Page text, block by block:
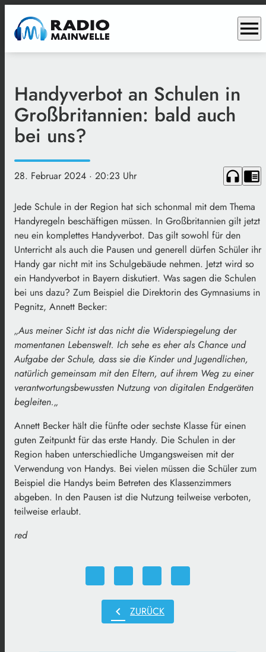
menu
Handyverbot an Schulen in
Großbritannien: bald auch
bei uns?
28. Februar 2024 · 20:23 Uhr headphones chrome_reader_mode
Jede Schule in der Region hat sich schonmal mit dem Thema
Handyregeln beschäftigen müssen. In Großbritannien gilt jetzt
neu ein komplettes Handyverbot. Das gilt sowohl für den
Unterricht als auch die Pausen und generell dürfen Schüler ihr
Handy gar nicht mit ins Schulgebäude nehmen. Jetzt wird so
ein Handyverbot in Bayern diskutiert. Was sagen die Schulen
bei uns dazu? Zum Beispiel die Direktorin des Gymnasiums in
Pegnitz, Annett Becker:
„Aus meiner Sicht ist das nicht die Widerspiegelung der
momentanen Lebenswelt. Ich sehe es eher als Chance und
Aufgabe der Schule, dass sie die Kinder und Jugendlichen,
natürlich gemeinsam mit den Eltern, auf ihrem Weg zu einer
verantwortungsbewussten Nutzung von digitalen Endgeräten
begleiten.„
Annett Becker hält die fünfte oder sechste Klasse für einen
guten Zeitpunkt für das erste Handy. Die Schulen in der
Region haben unterschiedliche Umgangsweisen mit der
Verwendung von Handys. Bei vielen müssen die Schüler zum
Beispiel die Handys beim Betreten des Klassenzimmers
abgeben. In den Pausen ist die Nutzung teilweise verboten,
teilweise erlaubt.
red
chevron_left ZURÜCK